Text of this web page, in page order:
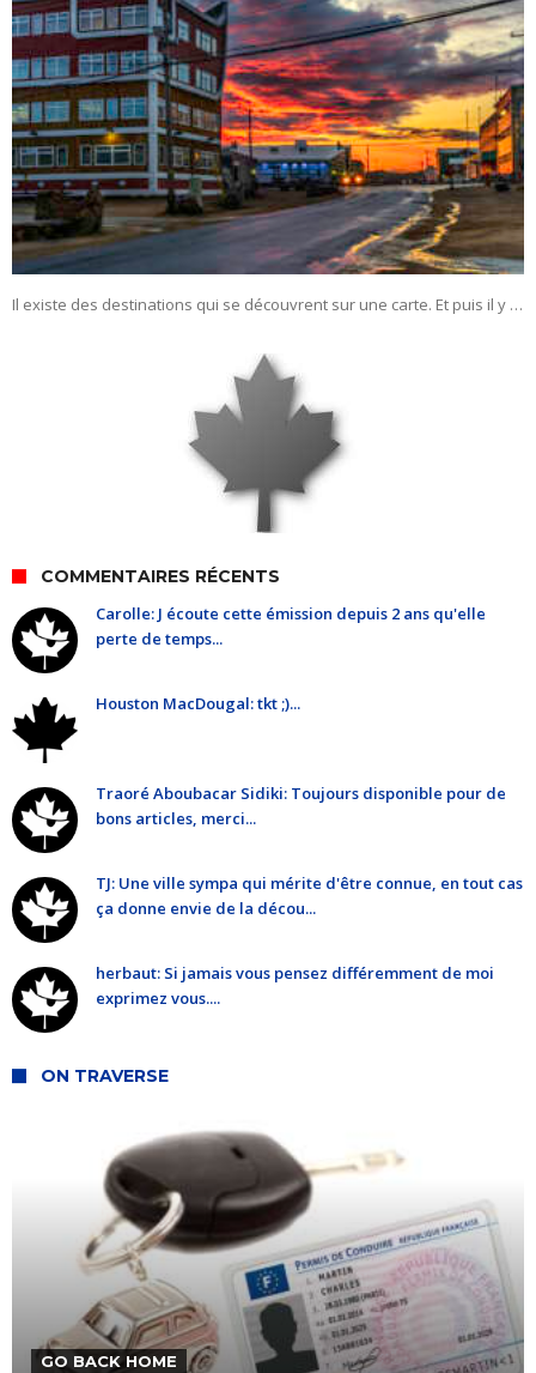
Il existe des destinations qui se découvrent sur une carte. Et puis il y …
COMMENTAIRES RÉCENTS
Carolle: J écoute cette émission depuis 2 ans qu'elle
perte de temps...
Houston MacDougal: tkt ;)...
Traoré Aboubacar Sidiki: Toujours disponible pour de
bons articles, merci...
TJ: Une ville sympa qui mérite d'être connue, en tout cas
ça donne envie de la décou...
herbaut: Si jamais vous pensez différemment de moi
exprimez vous....
ON TRAVERSE
GO BACK HOME